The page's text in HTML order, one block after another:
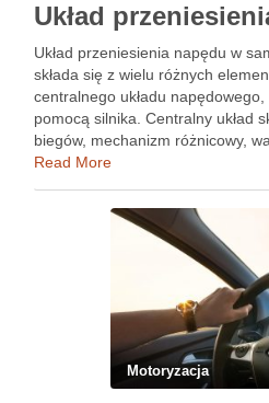
Układ
Układ przeniesienia napędu w
składa się z wielu różnych
centralnego układu
pomocą silnika. Centralny układ
biegów, mechanizm różnicowy,
oraz koło zamachowe lub
Read More
Motoryzacja